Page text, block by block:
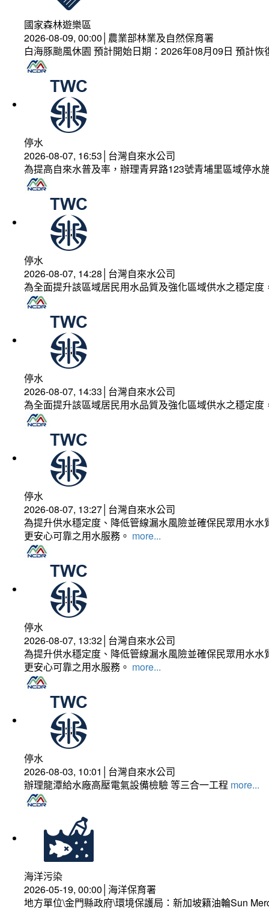
國家森林遊樂區
2026-08-09, 00:00│農業部林業及自然保育署
白海豚颱風休園 預計開始日期：2026年08月09日 預計
停水
2026-08-07, 16:53│台灣自來水公司
為提高自來水普及率，辦理青昇路123號青埔里區域停水
停水
2026-08-07, 14:28│台灣自來水公司
為全面提升該區域居民用水品質及強化區域供水之穩定
停水
2026-08-07, 14:33│台灣自來水公司
為全面提升該區域居民用水品質及強化區域供水之穩定
停水
2026-08-07, 13:27│台灣自來水公司
為提升供水穩定度、降低管線漏水風險並確保民眾用水
更安心可靠之用水服務。 more...
停水
2026-08-07, 13:32│台灣自來水公司
為提升供水穩定度、降低管線漏水風險並確保民眾用水
更安心可靠之用水服務。 more...
停水
2026-08-03, 10:01│台灣自來水公司
辦理龍潭給水廠高壓電氣設備檢驗 等三合一工程 more...
海洋污染
2026-05-19, 00:00│海洋保育署
地方單位\金門縣政府\環境保護局：新加坡籍油輪Sun